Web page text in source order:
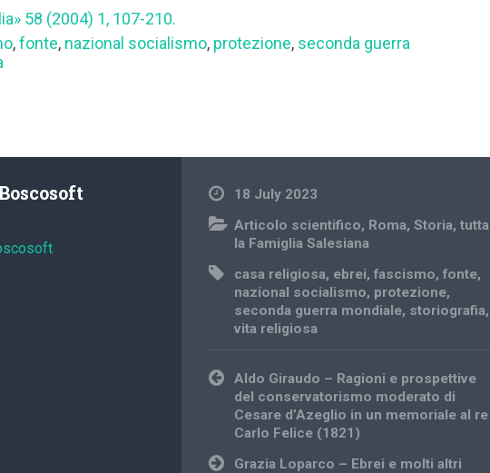
58 (2004) 1, 107-210.
,fonte, nazional socialismo, protezione, seconda guerra
18 July 2023
Articolo scientifico, Roma,Storia,tutta
la Famiglia Salesiana
casa religiosa, ebrei,fascismo,fonte,
nazional socialismo, protezione,
seconda guerra mondiale, storiografia,
vita religiosa
Post
navigation
Aldo Giraudo – Ragioni e prospettive
del conservatorismo moderato di
Cesare d’Azeglio in un memoriale al re
Carlo Felice (1821)
Grazia Loparco – Ebrei e molti altri